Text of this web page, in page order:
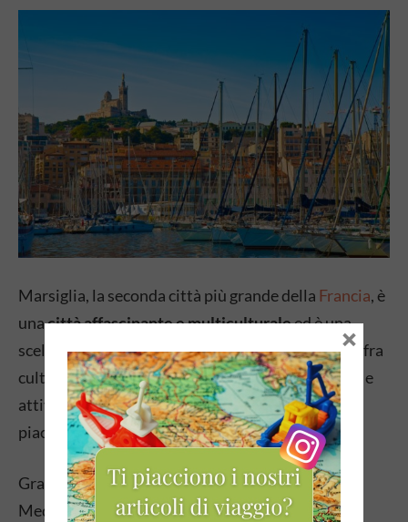
Marsiglia, la seconda città più grande della Francia, è
unacittà affascinante e multiculturaleed è una
scelta ideale per chi cerca una destinazione che offra
cultura, tradizione religiosa, natura, gastronomia e
attività all’aperto, il tutto in un clima mite e
piacevole.
Grazie alla sua posizione privilegiata sul
Mediterraneo, la città offre una vasta gamma di
×